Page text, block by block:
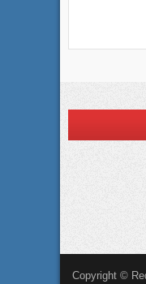
Copyright ©